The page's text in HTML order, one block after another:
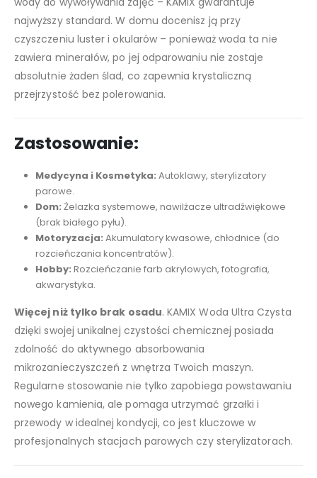
najwyższy standard. W domu docenisz ją przy
czyszczeniu luster i okularów – ponieważ woda ta nie
zawiera minerałów, po jej odparowaniu nie zostaje
absolutnie żaden ślad, co zapewnia krystaliczną
przejrzystość bez polerowania.
Zastosowanie:
Medycyna i Kosmetyka: Autoklawy, sterylizatory
parowe.
Dom: Żelazka systemowe, nawilżacze ultradźwiękowe
(brak białego pyłu).
Motoryzacja: Akumulatory kwasowe, chłodnice (do
rozcieńczania koncentratów).
Hobby: Rozcieńczanie farb akrylowych, fotografia,
akwarystyka.
Więcej niż tylko brak osadu. KAMIX Woda Ultra Czysta
dzięki swojej unikalnej czystości chemicznej posiada
zdolność do aktywnego absorbowania
mikrozanieczyszczeń z wnętrza Twoich maszyn.
Regularne stosowanie nie tylko zapobiega powstawaniu
nowego kamienia, ale pomaga utrzymać grzałki i
przewody w idealnej kondycji, co jest kluczowe w
profesjonalnych stacjach parowych czy sterylizatorach.